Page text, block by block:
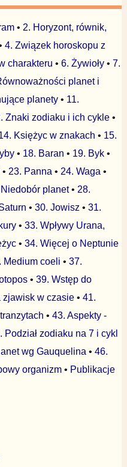
• 2. Horyzont, równik,
4. Związek horoskopu z
charakteru • 6. Żywioły• 7.
planet i
planety• 11.
Znaki zodiaku i ich cykle•
Księżyc w znakach • 15.
• 18. Baran • 19. Byk•
• 23. Panna • 24. Waga •
planet• 28.
• 30. Jowisz • 31.
• 33. Wpływy Urana,
• 34. Więcej o Neptunie
Medium coeli • 37.
• 39. Wstęp do
zjawisk w czasie• 41.
• 43. Aspekty -
Podział zodiaku na 7 i cykl
wg Gauquelina • 46.
organizm• Publikacje